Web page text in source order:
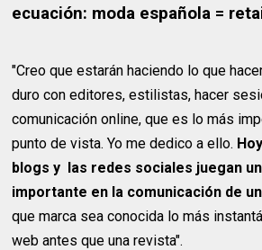
ecuación: moda española =
"Creo que estarán haciendo lo que
duro con editores, estilistas, hacer
comunicación online, que es lo más
punto de vista. Yo me dedico a ello.
blogs y las redes sociales juegan
importante en la comunicación de
que marca sea conocida lo más
web antes que una revista".